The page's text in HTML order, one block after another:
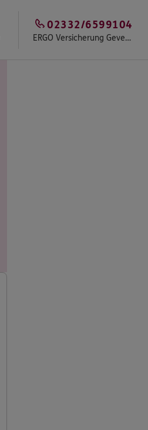
ERGO Versicherung Gevelsberg - A. Axmann und Kollegen
02332/6599104